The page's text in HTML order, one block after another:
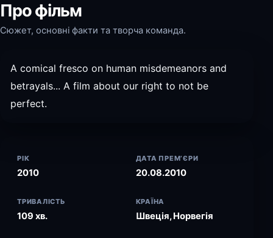
Про фільм
Сюжет, основні факти та творча команда.
A comical fresco on human misdemeanors and
betrayals... A film about our right to not be
perfect.
РІК
2010
ДАТА ПРЕМ’ЄРИ
20.08.2010
ТРИВАЛІСТЬ
109 хв.
КРАЇНА
Швеція, Норвегія